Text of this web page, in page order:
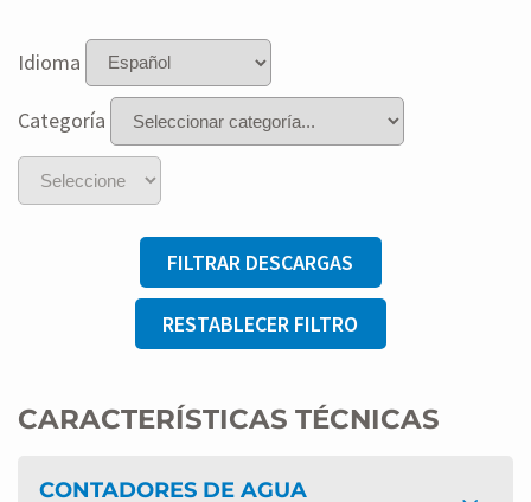
Idioma
Categoría
FILTRAR DESCARGAS
RESTABLECER FILTRO
CARACTERÍSTICAS TÉCNICAS
CONTADORES DE AGUA